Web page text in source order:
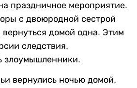
праздничное мероприятие.
с двоюродной сестрой
домой одна. Этим
следствия,
злоумышленники.
вернулись ночью домой,